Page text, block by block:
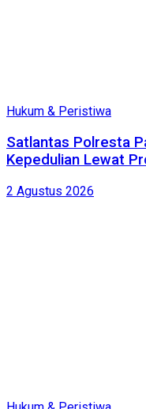
Hukum & Peristiwa
Satlantas Polresta
Kepedulian Lewat
2 Agustus 2026